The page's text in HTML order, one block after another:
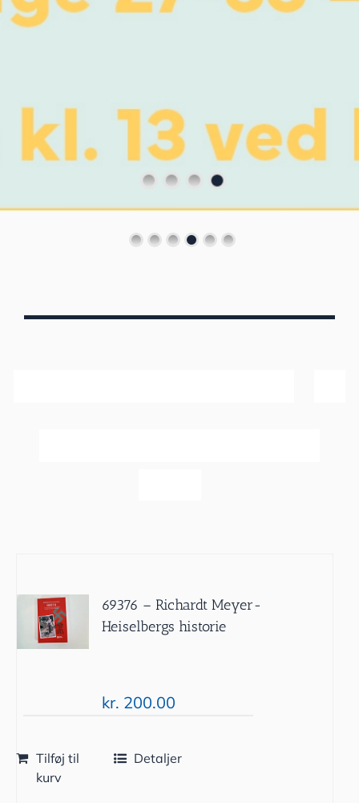
69376 – Richardt Meyer-
Heiselbergs historie
kr. 200.00
Tilføj til
kurv
Detaljer